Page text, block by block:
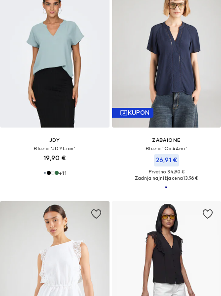
JDY
Bluza 'JDYLion'
19,90 €
+11
KUPON
ZABAIONE
Bluza 'Ca44mi'
26,91 €
Prvotno: 34,90 €
Zadnja najnižja cena13,96 €